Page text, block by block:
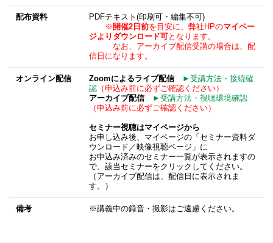
配布資料
PDFテキスト(印刷可・編集不可)
※ 開催2日前を目安に、弊社HPのマイペー
ジよりダウンロード可 となります。
なお、アーカイブ配信受講の場合は、配
信日になります。
オンライン配信 Zoomによるライブ配信
►受講方法・接続確
認（申込み前に必ずご確認ください）
アーカイブ配信
►受講方法・視聴環境確認
（申込み前に必ずご確認ください）
セミナー視聴はマイページから
お申し込み後、マイページの「セミナー資料ダ
ウンロード／映像視聴ページ」に
お申込み済みのセミナー一覧が表示されますの
で、該当セミナーをクリックしてください。
（アーカイブ配信は、配信日に表示されま
す。）
備考 ※講義中の録音・撮影はご遠慮ください。